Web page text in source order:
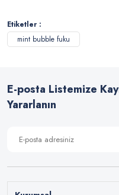
Etiketler :
mint bubble fuku
E-posta Listemize
Yararlanın